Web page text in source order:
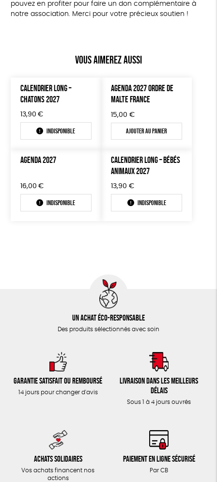
pouvez en profiter pour faire un don complémentaire à
notre association. Merci pour votre précieux soutien !
Vous aimerez aussi
CALENDRIER LONG –
CHATONS 2027
13,90 €
Indisponible
AGENDA 2027 ORDRE DE
MALTE FRANCE
15,00 €
Ajouter au panier
AGENDA 2027
16,00 €
Indisponible
CALENDRIER LONG – BÉBÉS
ANIMAUX 2027
13,90 €
Indisponible
Un achat éco-responsable
Des produits sélectionnés avec soin
Garantie satisfait ou remboursé
14 jours pour changer d'avis
Livraison dans les meilleurs
délais
Sous 1 à 4 jours ouvrés
Achats solidaires
Vos achats financent nos
actions
Paiement en ligne sécurisé
Par CB